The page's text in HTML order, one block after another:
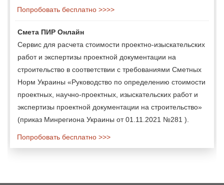
Попробовать бесплатно >>>>
Смета ПИР Онлайн
Сервис для расчета стоимости проектно-изыскательских
работ и экспертизы проектной документации на
строительство в соответствии с требованиями Сметных
Норм Украины «Руководство по определению стоимости
проектных, научно-проектных, изыскательских работ и
экспертизы проектной документации на строительство»
(приказ Минрегиона Украины от 01.11.2021 №281 ).
Попробовать бесплатно >>>